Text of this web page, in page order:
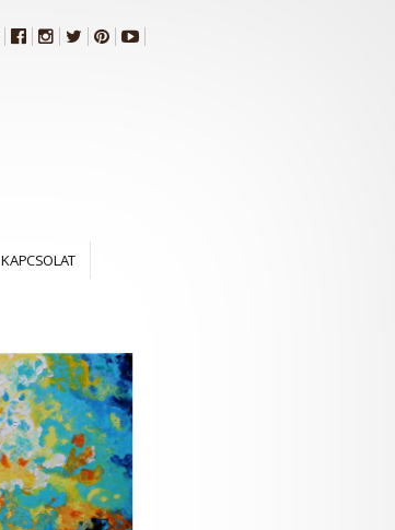
KAPCSOLAT